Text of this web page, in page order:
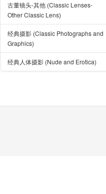
古董镜头-其他 (Classic Lenses-
Other Classic Lens)
经典摄影 (Classic Photographs and
Graphics)
经典人体摄影 (Nude and Erotica)